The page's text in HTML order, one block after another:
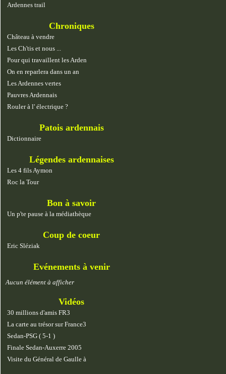
Ardennes trail
Chroniques
Château à vendre
Les Ch'tis et nous ...
Pour qui travaillent les Arden
On en reparlera dans un an
Les Ardennes vertes
Pauvres Ardennais
Rouler à l' électrique ?
Patois ardennais
Dictionnaire
Légendes ardennaises
Les 4 fils Aymon
Roc la Tour
Bon à savoir
Un p'te pause à la médiathèque
Coup de coeur
Eric Sléziak
Evénements à venir
Aucun élément à afficher
Vidéos
30 millions d'amis FR3
La carte au trésor sur France3
Sedan-PSG ( 5-1 )
Finale Sedan-Auxerre 2005
Visite du Général de Gaulle à